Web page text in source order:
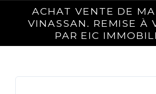
ACHAT VENTE DE
VINASSAN. REMISE À
PAR EIC